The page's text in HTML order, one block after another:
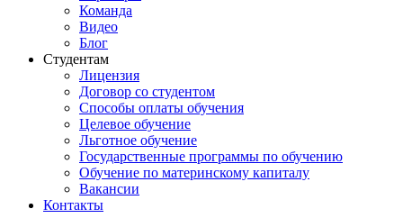
Команда
Видео
Блог
Студентам
Лицензия
Договор со студентом
Способы оплаты обучения
Целевое обучение
Льготное обучение
Государственные программы по обучению
Обучение по материнскому капиталу
Вакансии
Контакты